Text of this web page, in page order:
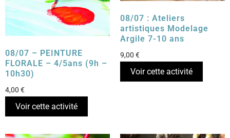
08/07 – PEINTURE
FLORALE – 4/5ans (9h –
10h30)
4,00 €
Voir cette activité
08/07 : Ateliers
artistiques Modelage
Argile 7-10 ans
9,00 €
Voir cette activité